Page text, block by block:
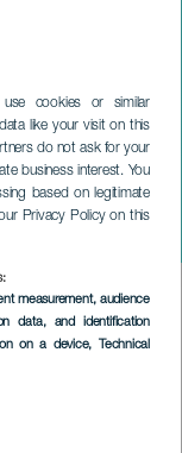
cookies or similar
like your visit on this
do not ask for your
business interest. You
based on legitimate
Privacy Policy on this
measurement, audience
data, and identification
on a device, Technical